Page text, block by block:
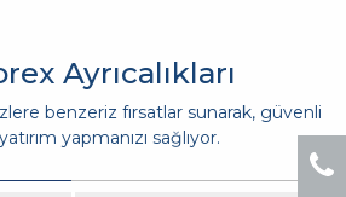
Ayrıcalıkları
benzeriz fırsatlar sunarak, güvenli
yapmanızı sağlıyor.